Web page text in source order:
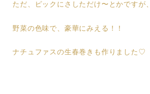
ただ、ピックにさしただけ〜とかですが、
野菜の色味で、豪華にみえる！！
ナチュファスの生春巻きも作りました♡